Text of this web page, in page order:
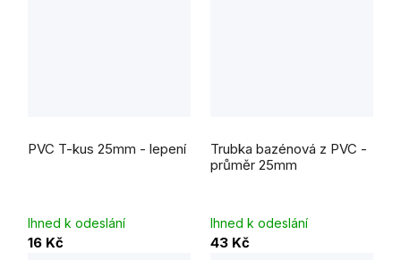
PVC T-kus 25mm - lepení
Ihned k odeslání
16 Kč
Trubka bazénová z PVC -
průměr 25mm
Ihned k odeslání
43 Kč